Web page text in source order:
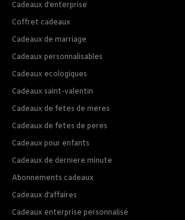
Cadeaux d’enterprise
Coffret cadeaux
Cadeaux de marriage
Cadeaux personnalisables
Cadeaux ecologiques
Cadeaux saint-valentin
Cadeaux de fetes de meres
Cadeaux de fetes de peres
Cadeaux pour enfants
Cadeaux de derniere minute
Abonnements cadeaux
Cadeaux d’affaires
Cadeaux enterprise personnalisé